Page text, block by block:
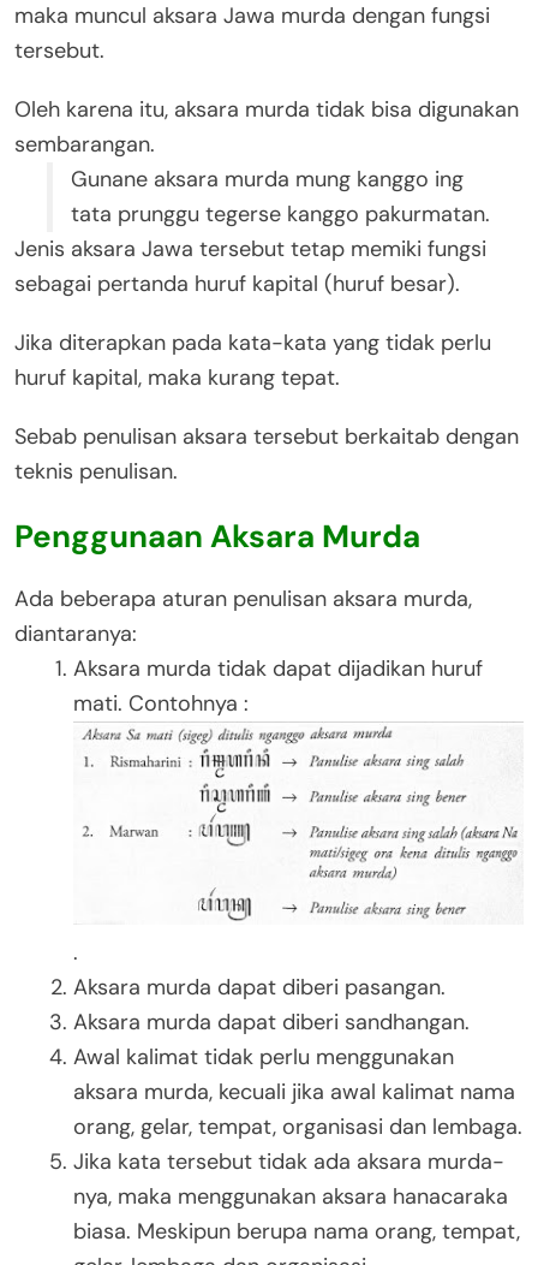
maka muncul aksara Jawa murda dengan fungsi
tersebut.
Oleh karena itu, aksara murda tidak bisa digunakan
sembarangan.
Gunane aksara murda mung kanggo ing
tata prunggu tegerse kanggo pakurmatan.
Jenis aksara Jawa tersebut tetap memiki fungsi
sebagai pertanda huruf kapital (huruf besar).
Jika diterapkan pada kata-kata yang tidak perlu
huruf kapital, maka kurang tepat.
Sebab penulisan aksara tersebut berkaitab dengan
teknis penulisan.
Penggunaan Aksara Murda
Ada beberapa aturan penulisan aksara murda,
diantaranya:
Aksara murda tidak dapat dijadikan huruf
mati. Contohnya :
.
Aksara murda dapat diberi pasangan.
Aksara murda dapat diberi sandhangan.
Awal kalimat tidak perlu menggunakan
aksara murda, kecuali jika awal kalimat nama
orang, gelar, tempat, organisasi dan lembaga.
Jika kata tersebut tidak ada aksara murda-
nya, maka menggunakan aksara hanacaraka
biasa. Meskipun berupa nama orang, tempat,